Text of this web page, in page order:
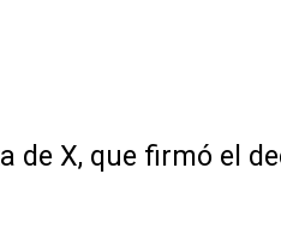
de X, que firmó el